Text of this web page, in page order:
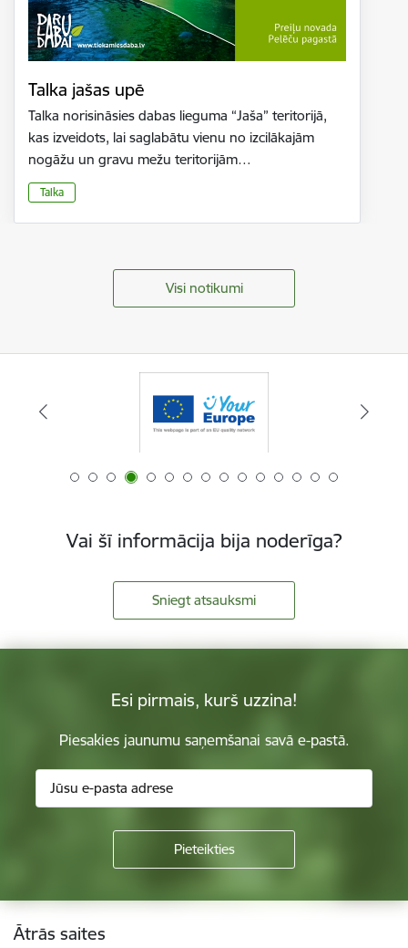
Talka jašas upē
Talka norisināsies dabas lieguma “Jaša” teritorijā,
kas izveidots, lai saglabātu vienu no izcilākajām
nogāžu un gravu mežu teritorijām…
Talka
Visi notikumi
Vai šī informācija bija noderīga?
Sniegt atsauksmi
Esi pirmais, kurš uzzina!
Piesakies jaunumu saņemšanai savā e-pastā.
Kājene
Ātrās saites